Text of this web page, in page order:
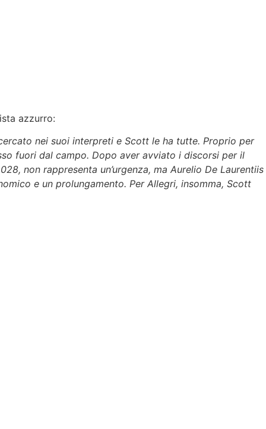
azzurro:
nei suoi interpreti e Scott le ha tutte. Proprio per
fuori dal campo. Dopo aver avviato i discorsi per il
non rappresenta un’urgenza, ma Aurelio De Laurentiis
e un prolungamento. Per Allegri, insomma, Scott